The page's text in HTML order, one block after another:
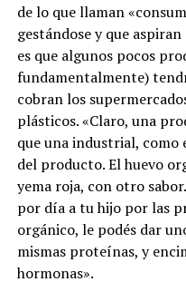
de lo que llaman
gestándose y que
es que algunos pocos
fundamentalmente)
cobran los
plásticos. «Claro, una
que una industrial, como
del producto. El huevo
yema roja, con otro
por día a tu hijo por las
orgánico, le podés dar
mismas proteínas, y
hormonas».